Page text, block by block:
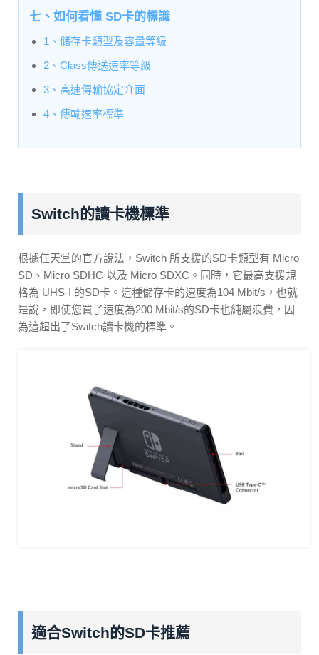
七、如何看懂 SD卡的標識
1、储存卡類型及容量等級
2、Class傳送速率等級
3、高速傳輸協定介面
4、傳輸速率標準
Switch的讀卡機標準
根據任天堂的官方說法，Switch 所支援的SD卡類型有 Micro
SD、Micro SDHC 以及 Micro SDXC。同時，它最高支援規
格為 UHS-I 的SD卡。這種儲存卡的速度為104 Mbit/s，也就
是說，即使您買了速度為200 Mbit/s的SD卡也純屬浪費，因
為這超出了Switch讀卡機的標準。
適合Switch的SD卡推薦